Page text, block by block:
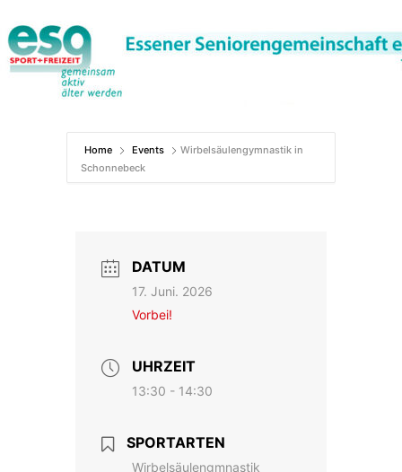
Inhalt
springen
Home Events
Wirbelsäulengymnastik in
Schonnebeck
DATUM
17. Juni. 2026
Vorbei!
UHRZEIT
13:30 - 14:30
SPORTARTEN
Wirbelsäulengmnastik